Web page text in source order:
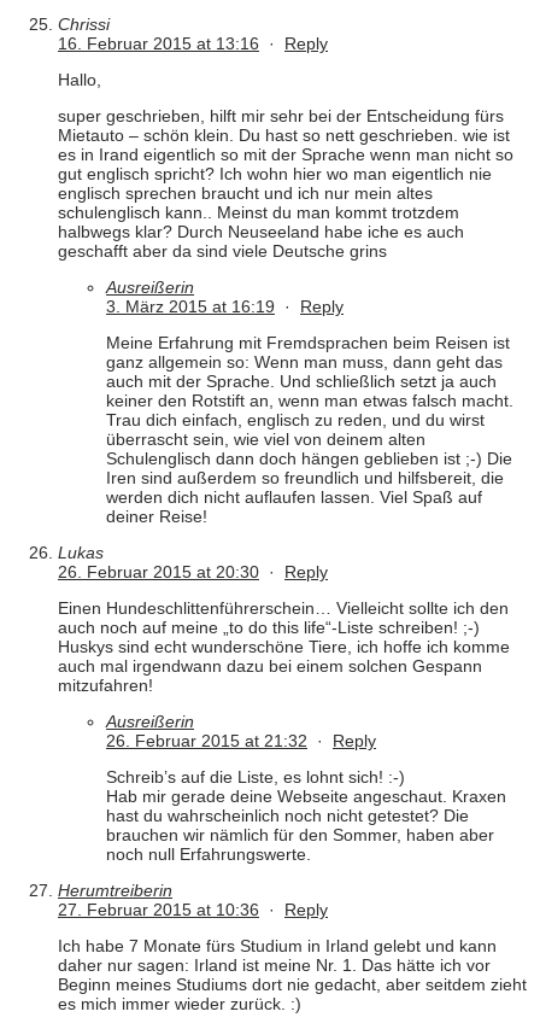
Chrissi
16. Februar 2015 at 13:16 · Reply
Hallo,
super geschrieben, hilft mir sehr bei der Entscheidung fürs
Mietauto – schön klein. Du hast so nett geschrieben. wie ist
es in Irand eigentlich so mit der Sprache wenn man nicht so
gut englisch spricht? Ich wohn hier wo man eigentlich nie
englisch sprechen braucht und ich nur mein altes
schulenglisch kann.. Meinst du man kommt trotzdem
halbwegs klar? Durch Neuseeland habe iche es auch
geschafft aber da sind viele Deutsche grins
Ausreißerin
3. März 2015 at 16:19 · Reply
Meine Erfahrung mit Fremdsprachen beim Reisen ist
ganz allgemein so: Wenn man muss, dann geht das
auch mit der Sprache. Und schließlich setzt ja auch
keiner den Rotstift an, wenn man etwas falsch macht.
Trau dich einfach, englisch zu reden, und du wirst
überrascht sein, wie viel von deinem alten
Schulenglisch dann doch hängen geblieben ist ;-) Die
Iren sind außerdem so freundlich und hilfsbereit, die
werden dich nicht auflaufen lassen. Viel Spaß auf
deiner Reise!
Lukas
26. Februar 2015 at 20:30 · Reply
Einen Hundeschlittenführerschein… Vielleicht sollte ich den
auch noch auf meine „to do this life“-Liste schreiben! ;-)
Huskys sind echt wunderschöne Tiere, ich hoffe ich komme
auch mal irgendwann dazu bei einem solchen Gespann
mitzufahren!
Ausreißerin
26. Februar 2015 at 21:32 · Reply
Schreib’s auf die Liste, es lohnt sich! :-)
Hab mir gerade deine Webseite angeschaut. Kraxen
hast du wahrscheinlich noch nicht getestet? Die
brauchen wir nämlich für den Sommer, haben aber
noch null Erfahrungswerte.
Herumtreiberin
27. Februar 2015 at 10:36 · Reply
Ich habe 7 Monate fürs Studium in Irland gelebt und kann
daher nur sagen: Irland ist meine Nr. 1. Das hätte ich vor
Beginn meines Studiums dort nie gedacht, aber seitdem zieht
es mich immer wieder zurück. :)